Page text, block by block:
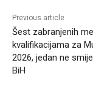
Previous article
Šest zabranjenih
kvalifikacijama za
2026, jedan ne
BiH